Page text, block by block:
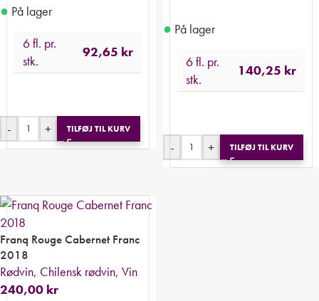
● På lager
6 fl. pr.
stk.
92,65 kr
- + TILFØJ TIL KURV
● På lager
6 fl. pr.
stk.
140,25 kr
- + TILFØJ TIL KURV
Franq Rouge Cabernet Franc
2018
Rødvin, Chilensk rødvin, Vin
240,00 kr